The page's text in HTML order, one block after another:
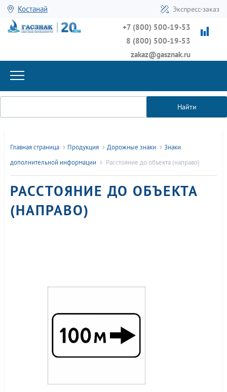
Костанай Экспресс-заказ
+7 (800) 500-19-53
8 (800) 500-19-53
zakaz@gasznak.ru
Найти
Главная страница Продукция Дорожные знаки
Знаки
дополнительной информации
Расстояние до объекта (направо)
РАССТОЯНИЕ ДО ОБЪЕКТА
(НАПРАВО)